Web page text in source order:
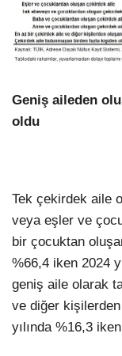
Geniş aileden
oldu
Tek çekirdek aile
veya eşler ve
bir çocuktan
%66,4 iken 2024
geniş aile olarak
ve diğer kişilerden
yılında %16,3